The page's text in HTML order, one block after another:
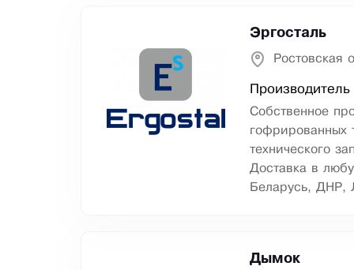
Эргосталь
Ростовская
Собственное
гофрированных
технического
Доставка в
Беларусь, ДНР,
Дымок